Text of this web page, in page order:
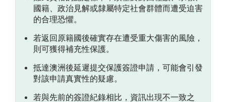
澳洲移民律師能提供哪些協助
常見問題
國籍、政治見解或隸屬特定社會群體而遭受迫害
的合理恐懼。
若返回原籍國後確實存在遭受重大傷害的風險，
則可獲得補充性保護。
抵達澳洲後延遲提交保護簽證申請，可能會引發
對該申請真實性的疑慮。
若與先前的簽證紀錄相比，資訊出現不一致之